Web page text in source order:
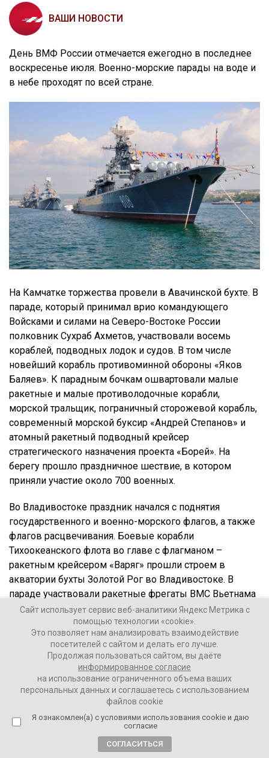
ВАШИ НОВОСТИ
День ВМФ России отмечается ежегодно в последнее
воскресенье июля. Военно-морские парады на воде и
в небе проходят по всей стране.
На Камчатке торжества провели в Авачинской бухте. В
параде, который принимал врио командующего
Войсками и силами на Северо-Востоке России
полковник Сухраб Ахметов, участвовали восемь
кораблей, подводных лодок и судов. В том числе
новейший корабль противоминной обороны «Яков
Баляев». К парадным бочкам ошвартовали малые
ракетные и малые противолодочные корабли,
морской тральщик, пограничный сторожевой корабль,
современный морской буксир «Андрей Степанов» и
атомный ракетный подводный крейсер
стратегического назначения проекта «Борей». На
берегу прошло праздничное шествие, в котором
приняли участие около 700 военных.
Во Владивостоке праздник начался с поднятия
государственного и военно-морского флагов, а также
флагов расцвечивания. Боевые корабли
Тихоокеанского флота во главе с флагманом –
ракетным крейсером «Варяг» прошли строем в
акватории бухты Золотой Рог во Владивостоке. В
параде участвовали ракетные фрегаты ВМС Вьетнама
– «Чан Хынг Дао» и «Куанг Чунг». Также в параде
приняли участие большой противолодочный корабль
«Адмирал Трибуц», корвет «Совершенный», малый
противолодочный корабль «Советская Гавань» и
замыкающим – большая дизельная подводная лодка
«Усть-Большерецк».
Командующий Тихоокеанским флотом адмирал
Сергей Авакянц на катере «Ураган» поочередно
обошел парадный строй из семи боевых кораблей и
поздравил экипажи с праздником. После этого он
Сайт использует сервис веб-аналитики Яндекс Метрика с
помощью технологии «cookie».
Это позволяет нам анализировать взаимодействие
посетителей с сайтом и делать его лучше.
Продолжая пользоваться сайтом, вы даёте
информированное согласие
на использование ограниченного объема ваших
персональных данных и соглашаетесь с использованием
файлов cookie
Я ознакомлен(а) с условиями использования cookie и даю
согласие
СОГЛАСИТЬСЯ